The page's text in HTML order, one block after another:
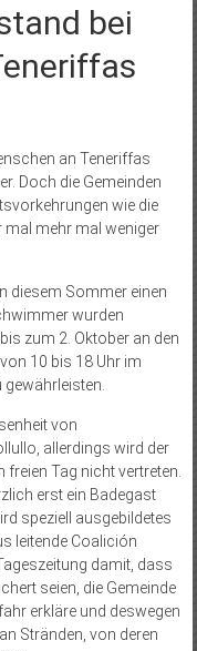
bei
an Teneriffas
Doch die Gemeinden
wie die
mehr mal weniger
diesem Sommer einen
wurden
zum 2. Oktober an den
10 bis 18 Uhr im
von
allerdings wird der
Tag nicht vertreten.
erst ein Badegast
speziell ausgebildetes
leitende Coalición
damit, dass
seien, die Gemeinde
erkläre und deswegen
Stränden, von deren